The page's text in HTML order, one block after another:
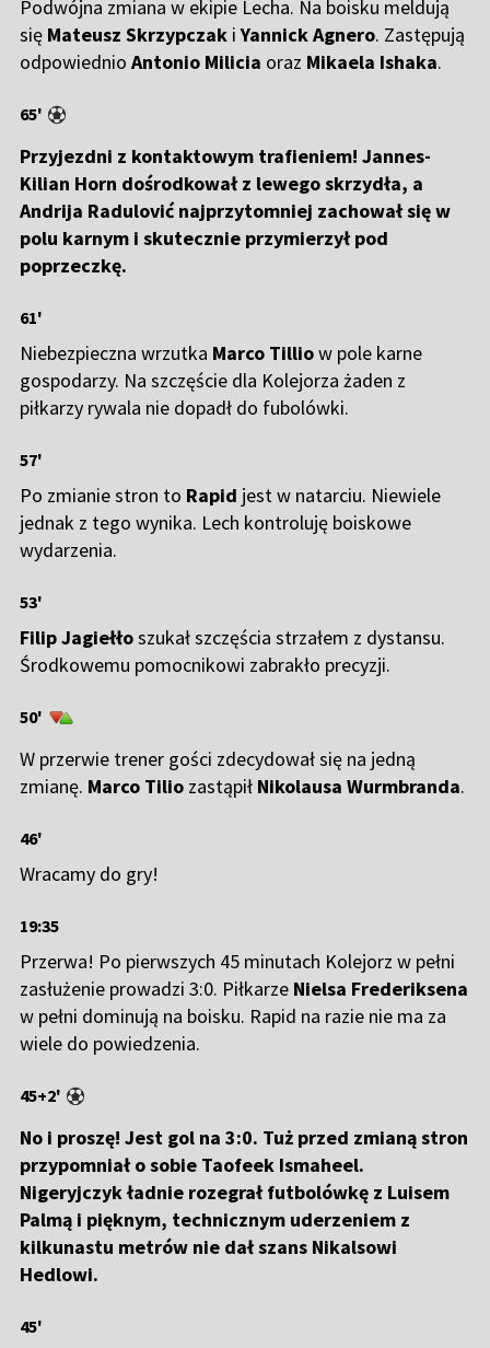
Podwójna zmiana w ekipie Lecha. Na boisku meldują
się Mateusz Skrzypczak iYannick Agnero. Zastępują
odpowiednioAntonio Milicia oraz Mikaela Ishaka.
65'
Przyjezdni z kontaktowym trafieniem! Jannes-
Kilian Horn dośrodkował z lewego skrzydła, a
Andrija Radulović najprzytomniej zachował się w
polu karnym i skutecznie przymierzył pod
poprzeczkę.
61'
Niebezpieczna wrzutka Marco Tilliow pole karne
gospodarzy. Na szczęście dla Kolejorza żaden z
piłkarzy rywala nie dopadł do fubolówki.
57'
Po zmianie stron to Rapid jest w natarciu. Niewiele
jednak z tego wynika. Lech kontroluję boiskowe
wydarzenia.
53'
Filip Jagiełłoszukał szczęścia strzałem z dystansu.
Środkowemu pomocnikowi zabrakło precyzji.
50'
W przerwie trener gości zdecydował się na jedną
zmianę. Marco Tilio zastąpił Nikolausa Wurmbranda.
46'
Wracamy do gry!
19:35
Przerwa! Po pierwszych 45 minutach Kolejorz w pełni
zasłużenie prowadzi 3:0. Piłkarze Nielsa Frederiksena
w pełni dominują na boisku. Rapid na razie nie ma za
wiele do powiedzenia.
45+2'
No i proszę! Jest gol na 3:0. Tuż przed zmianą stron
przypomniał o sobie Taofeek Ismaheel.
Nigeryjczyk ładnie rozegrał futbolówkę z Luisem
Palmą i pięknym, technicznym uderzeniem z
kilkunastu metrów nie dał szans Nikalsowi
Hedlowi.
45'